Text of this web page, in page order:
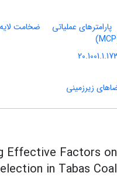
پارامترهای عملیاتی ضخامت لایه
زیرزمینی
Effective Factors
in Tabas